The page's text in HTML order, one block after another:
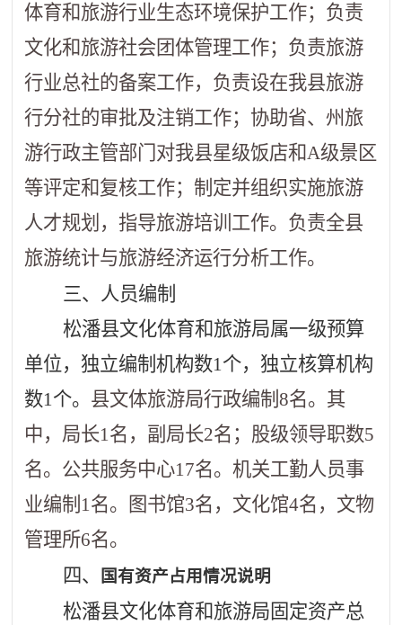
体育和旅游行业生态环境保护工作；负责
文化和旅游社会团体管理工作；负责旅游
行业总社的备案工作，负责设在我县旅游
行分社的审批及注销工作；协助省、州旅
游行政主管部门对我县星级饭店和 A级景区
等评定和复核工作；制定并组织实施旅游
人才规划，指导旅游培训工作。负责全县
旅游统计与旅游经济运行分析工作。
三、人员编制
松潘县文化体育和旅游局属一级预算
单位，独立编制机构数1 个，独立核算机构
数1 个。 县文体旅游局行政编制8名。其
中，局长1 名，副局长2名；股级领导职数5
名。公共服务中心17名。机关工勤人员事
业编制 1 名。图书馆3名，文化馆4名，文物
管理所6名。
四、
国有资产占用情况说明
松潘县文化体育和旅游局固定资产总